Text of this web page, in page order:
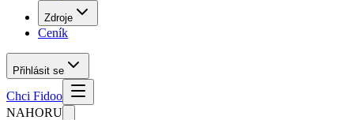
Zdroje
Ceník
Přihlásit se
Chci Fidoo
NAHORU